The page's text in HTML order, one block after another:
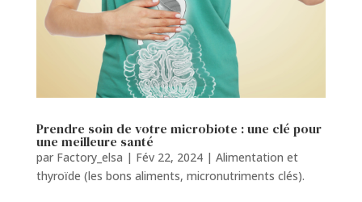
Prendre soin de votre microbiote : une clé pour
une meilleure santé
par Factory_elsa | Fév 22, 2024| Alimentation et
thyroïde (les bons aliments, micronutriments clés).